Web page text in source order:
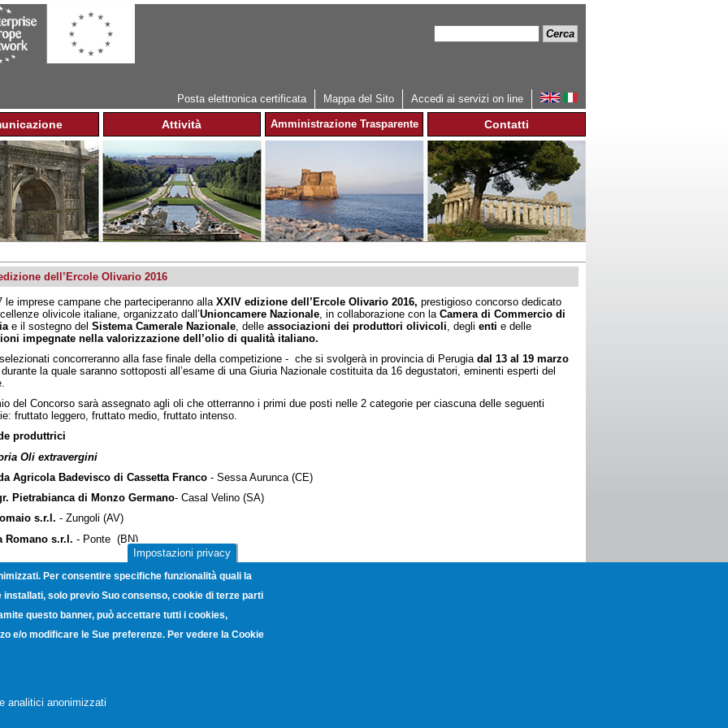
Accedi ai servizi on line
Mappa del Sito
Posta elettronica certificata
Attività Amministrazione Trasparente Contatti
dell’Ercole Olivario 2016
le imprese campane che parteciperanno alla XXIV edizione dell’Ercole Olivario 2016, prestigioso concorso dedicato
olivicole italiane, organizzato dall’Unioncamere Nazionale , in collaborazione con la Camera di Commercio di
e il sostegno del Sistema Camerale Nazionale , delle associazioni dei produttori olivicoli , degli enti e delle
impegnate nella valorizzazione dell’olio di qualità italiano.
concorreranno alla fase finale della competizione - che si svolgerà in provincia di Perugia dal 13 al 19 marzo
la quale saranno sottoposti all’esame di una Giuria Nazionale costituita da 16 degustatori, eminenti esperti del
del Concorso sarà assegnato agli oli che otterranno i primi due posti nelle 2 categorie per ciascuna delle seguenti
fruttato leggero, fruttato medio, fruttato intenso.
produttrici
Oli extravergini
Agricola Badevisco di Cassetta Franco - Sessa Aurunca (CE)
Pietrabianca di Monzo Germano- Casal Velino (SA)
s.r.l. - Zungoli (AV)
Romano s.r.l. - Ponte (BN)
Oli extravergini DOP
Pietrabianca di Monzo Davide- Casal Velino (SA)
di Sansone Sara Ersilia- Ascesa (SA)
s.r.l.- Battipaglia (SA)
elettronica certificata:
Impostazioni privacy
Per consentire specifiche funzionalità quali la
solo previo Suo consenso, cookie di terze parti
questo banner, può accettare tutti i cookies,
e/o modificare le Sue preferenze. Per vedere la Cookie
analitici anonimizzati